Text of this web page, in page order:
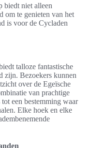
biedt niet alleen
om te genieten van het
is voor de Cycladen
talloze fantastische
zijn. Bezoekers kunnen
over de Egeïsche
van prachtige
een bestemming waar
Elke hoek en elke